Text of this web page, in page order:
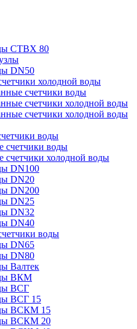
СТВХ 80
DN50
холодной воды
счетчики воды
счетчики холодной воды
счетчики холодной воды
воды
счетчики воды
холодной воды
DN100
DN20
DN200
DN25
DN32
DN40
воды
DN65
DN80
Валтек
ВКМ
ВСГ
ВСГ 15
ВСКМ 15
ВСКМ 20